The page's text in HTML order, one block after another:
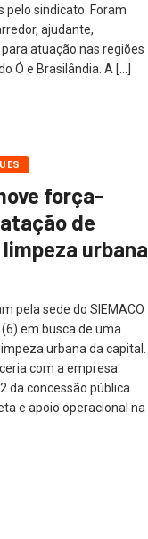
pelo sindicato. Foram
ajudante,
atuação nas regiões
Ó e Brasilândia. A […]
força-
de
urbana
pela sede do SIEMACO
em busca de uma
urbana da capital.
com a empresa
da concessão pública
e apoio operacional na